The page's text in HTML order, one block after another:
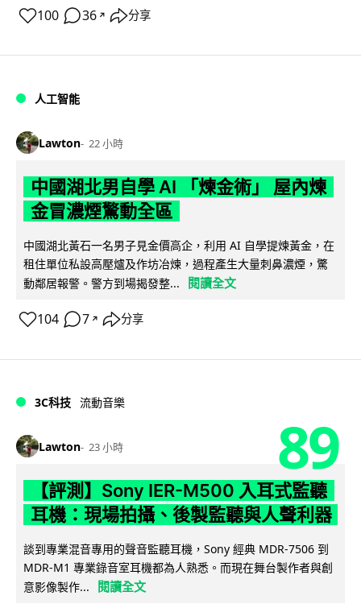
100 36 ↗ 分享
人工智能
Lawton 22 小時
中國湖北男自學 AI 「煉金術」 屋內煉
金冒濃煙驚動全區
中國湖北黃石一名男子見金價高企，利用 AI 自學提煉黃金，在
租住單位私設高壓爐及作坊冶煉，過程產生大量刺鼻濃煙，驚
動鄰居報警。警方到場揭發整...
閱讀全文
104 7 ↗ 分享
3C科技 流動音樂
Lawton 23 小時 89
【評測】Sony IER-M500 入耳式監聽
耳機：現場拍攝、後製監聽與人聲利器
談到專業混音專用的聲音監聽耳機，Sony 經典 MDR-7506 到
MDR-M1 專業錄音室耳機都為人熟悉。而現在舞台製作者與創
意影像製作...
閱讀全文